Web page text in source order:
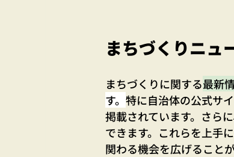
まちづくりニュ
まちづくりに関する最新
す。 特に自治体の公式サ
掲載されています。さらに
できます。これらを上手
関わる機会を広げることが